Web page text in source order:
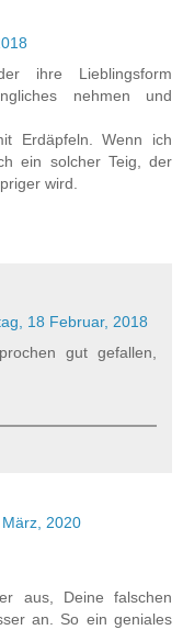
ihre Lieblingsform
nehmen und
Erdäpfeln. Wenn ich
ein solcher Teig, der
wird.
18 Februar, 2018
gut gefallen,
2020
aus, Deine falschen
an. So ein geniales